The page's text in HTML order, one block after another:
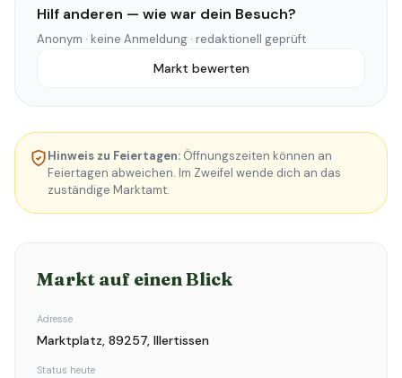
Hilf anderen — wie war dein Besuch?
Anonym · keine Anmeldung · redaktionell geprüft
Markt bewerten
Hinweis zu Feiertagen: Öffnungszeiten können an
Feiertagen abweichen. Im Zweifel wende dich an das
zuständige Marktamt.
Markt auf einen Blick
Adresse
Marktplatz, 89257, Illertissen
Status heute